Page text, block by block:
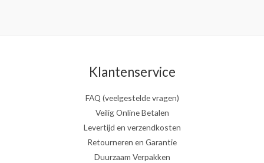
Klantenservice
FAQ (veelgestelde vragen)
Veilig Online Betalen
Levertijd en verzendkosten
Retourneren en Garantie
Duurzaam Verpakken